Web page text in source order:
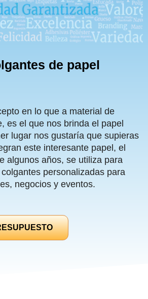
de papel
en lo que a material de
es el que nos brinda el papel
lugar nos gustaría que supieras
este interesante papel, el
algunos años, se utiliza para
personalizadas para
negocios y eventos.